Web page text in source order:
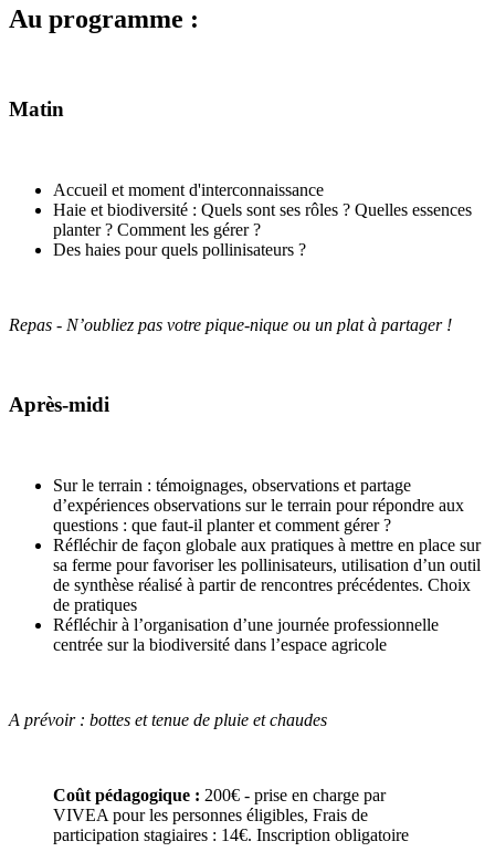
Au programme :
Matin
Accueil et moment d'interconnaissance
Haie et biodiversité : Quels sont ses rôles ? Quelles essences
planter ? Comment les gérer ?
Des haies pour quels pollinisateurs ?
Repas - N’oubliez pas votre pique-nique ou un plat à partager !
Après-midi
Sur le terrain : témoignages, observations et partage
d’expériences observations sur le terrain pour répondre aux
questions : que faut-il planter et comment gérer ?
Réfléchir de façon globale aux pratiques à mettre en place sur
sa ferme pour favoriser les pollinisateurs, utilisation d’un outil
de synthèse réalisé à partir de rencontres précédentes. Choix
de pratiques
Réfléchir à l’organisation d’une journée professionnelle
centrée sur la biodiversité dans l’espace agricole
A prévoir : bottes et tenue de pluie et chaudes
Coût pédagogique : 200€ - prise en charge par
VIVEA pour les personnes éligibles, Frais de
participation stagiaires : 14€. Inscription obligatoire